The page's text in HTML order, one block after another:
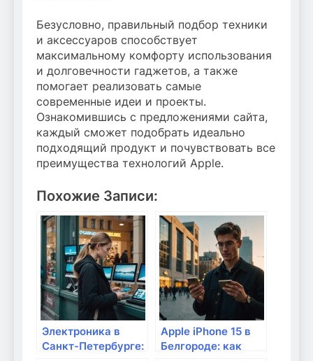
Безусловно, правильный подбор техники
и аксессуаров способствует
максимальному комфорту использования
и долговечности гаджетов, а также
помогает реализовать самые
современные идеи и проекты.
Ознакомившись с предложениями сайта,
каждый сможет подобрать идеально
подходящий продукт и почувствовать все
преимущества технологий Apple.
Похожие Записи:
Электроника в
Санкт-Петербурге:
Apple iPhone 15 в
Белгороде: как